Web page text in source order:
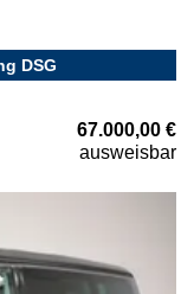
DSG
67.000,00 €
ausweisbar